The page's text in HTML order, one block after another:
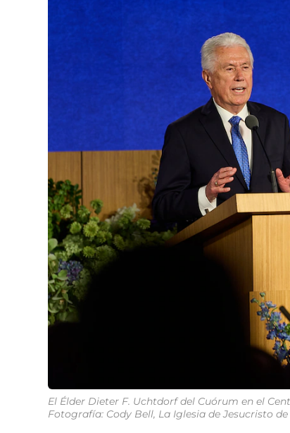
El Élder Dieter F. Uchtdorf del Cuórum en el
Fotografía: Cody Bell, La Iglesia de Jesucristo